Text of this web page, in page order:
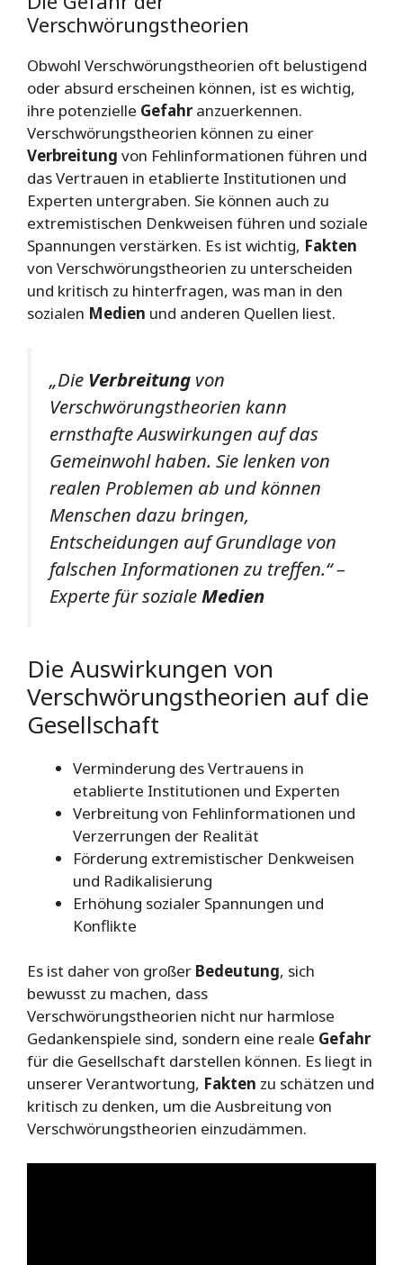
Verschwörungstheorien
Obwohl Verschwörungstheorien oft belustigend
oder absurd erscheinen können, ist es wichtig,
ihre potenzielle Gefahranzuerkennen.
Verschwörungstheorien können zu einer
Verbreitung von Fehlinformationen führen und
das Vertrauen in etablierte Institutionen und
Experten untergraben. Sie können auch zu
extremistischen Denkweisen führen und soziale
Spannungen verstärken. Es ist wichtig, Fakten
von Verschwörungstheorien zu unterscheiden
und kritisch zu hinterfragen, was man in den
sozialen Medien und anderen Quellen liest.
„Die Verbreitung von
Verschwörungstheorien kann
ernsthafte Auswirkungen auf das
Gemeinwohl haben. Sie lenken von
realen Problemen ab und können
Menschen dazu bringen,
Entscheidungen auf Grundlage von
falschen Informationen zu treffen.“ –
Experte für sozialeMedien
Die Auswirkungen von
Verschwörungstheorien auf die
Gesellschaft
Verminderung des Vertrauens in
etablierte Institutionen und Experten
Verbreitung von Fehlinformationen und
Verzerrungen der Realität
Förderung extremistischer Denkweisen
und Radikalisierung
Erhöhung sozialer Spannungen und
Konflikte
Es ist daher von großer Bedeutung, sich
bewusst zu machen, dass
Verschwörungstheorien nicht nur harmlose
Gedankenspiele sind, sondern eine reale Gefahr
für die Gesellschaft darstellen können. Es liegt in
unserer Verantwortung, Fakten zu schätzen und
kritisch zu denken, um die Ausbreitung von
Verschwörungstheorien einzudämmen.